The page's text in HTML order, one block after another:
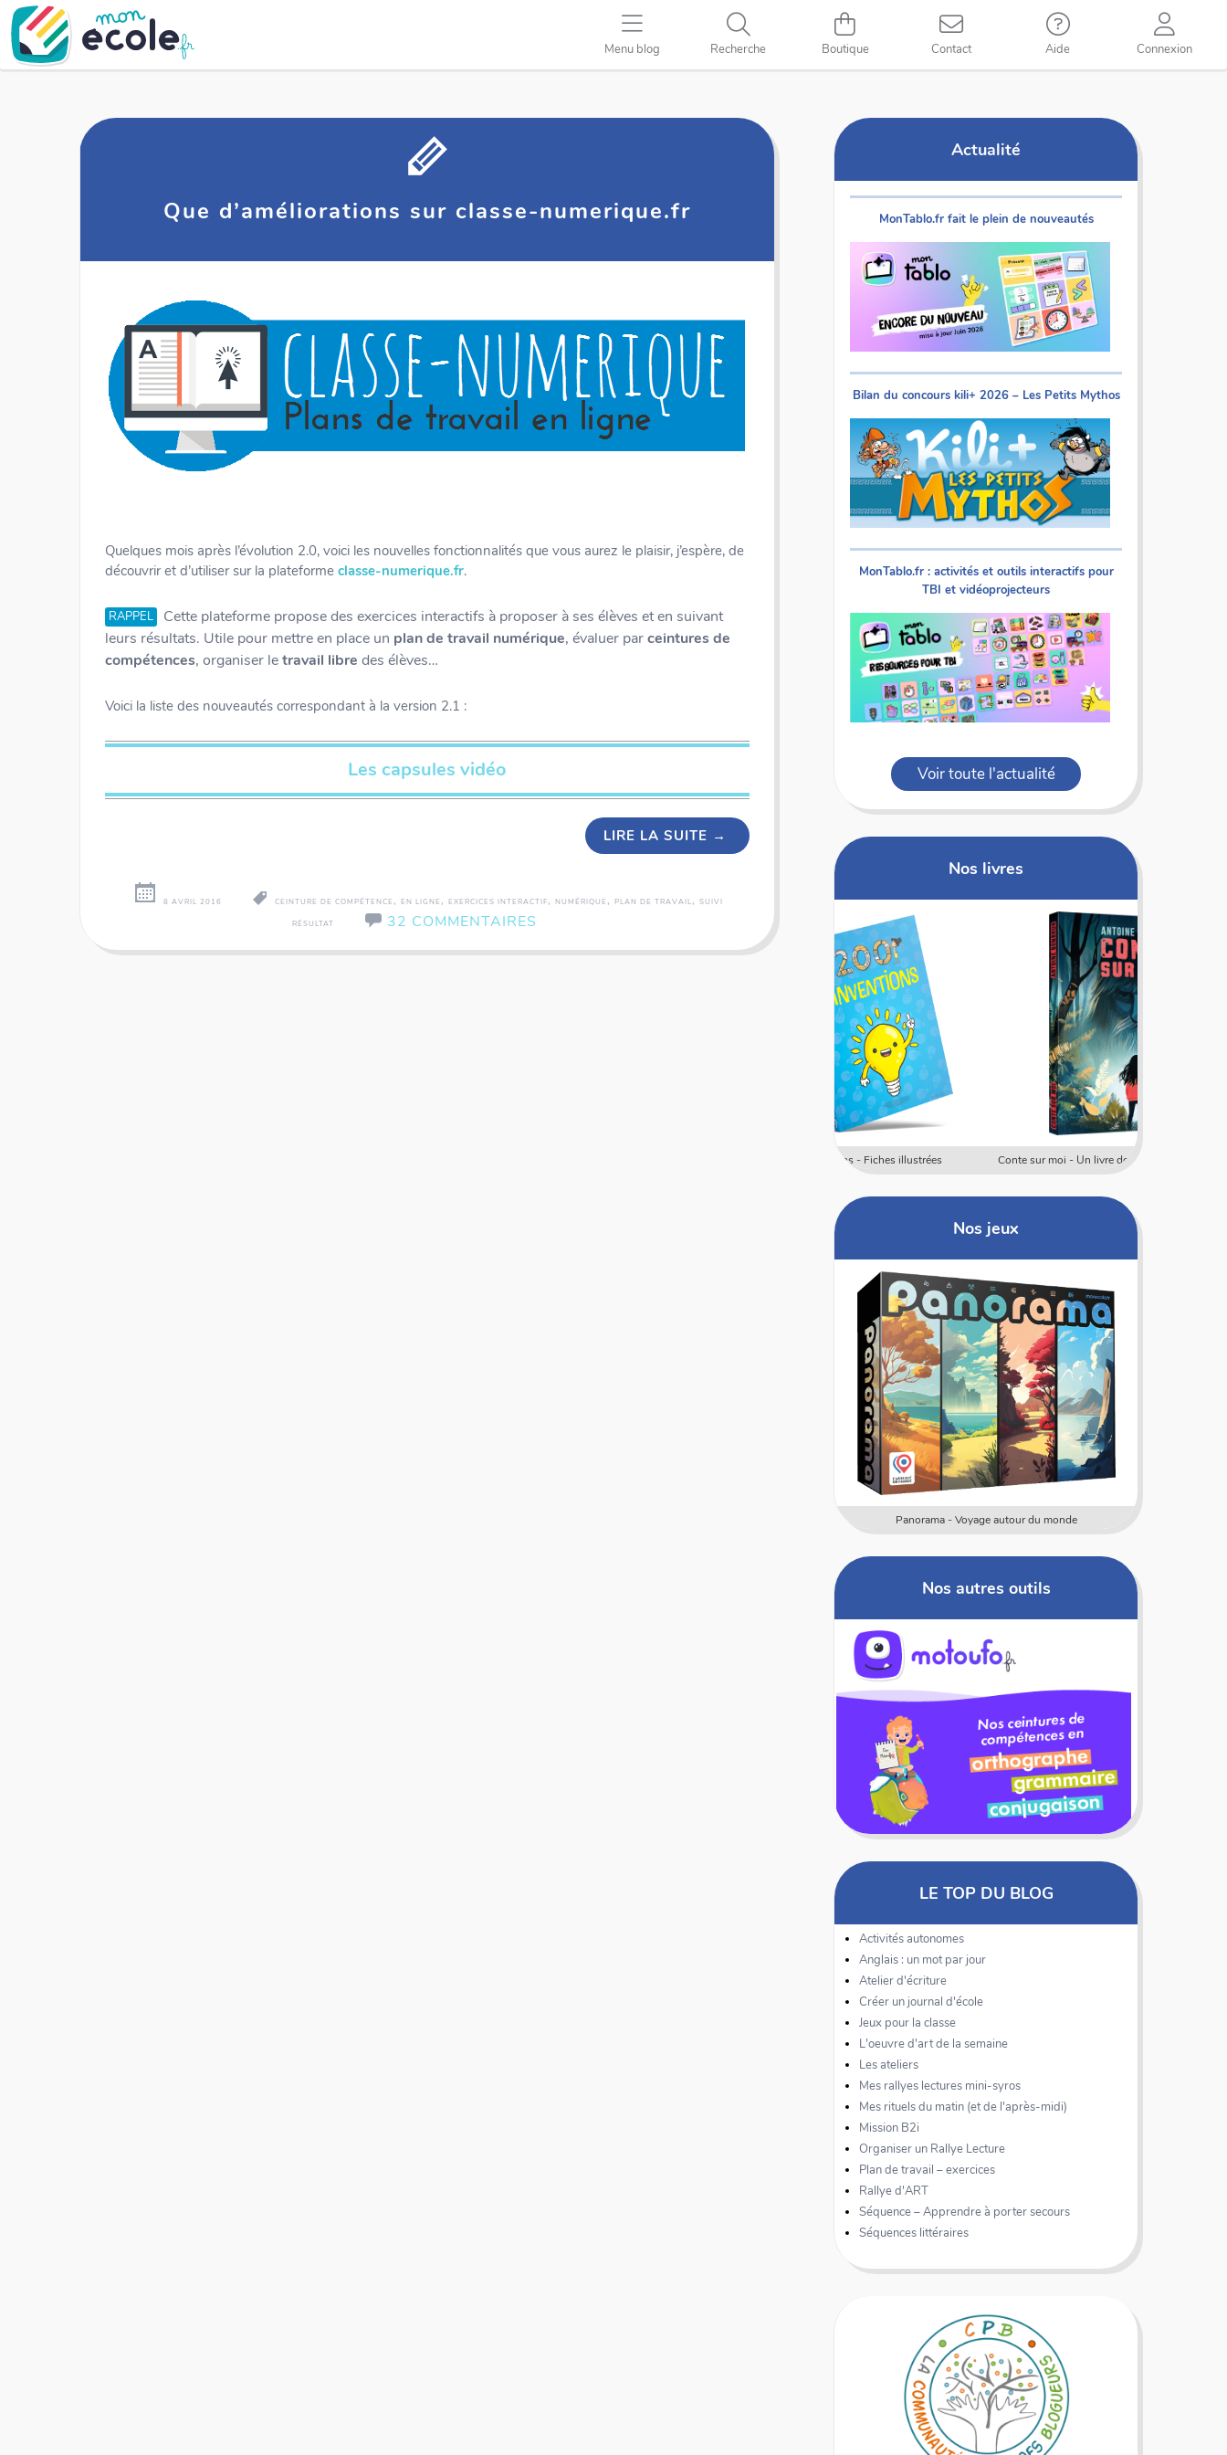
Menu blog Recherche Boutique Contact Aide Connexion
Que d’améliorations sur classe-numerique.fr
Quelques mois après l’évolution 2.0, voici les nouvelles fonctionnalités que vous aurez le plaisir, j’espère, de
découvrir et d’utiliser sur la plateforme classe-numerique.fr.
RAPPEL
Cette plateforme propose des exercices interactifs à proposer à ses élèves et en suivant
leurs résultats. Utile pour mettre en place un plan de travail numérique, évaluer parceintures de
compétences, organiser letravail libre des élèves…
Voici la liste des nouveautés correspondant à la version 2.1 :
Les capsules vidéo
LIRE LA SUITE →
8 AVRIL 2016 CEINTURE DE COMPÉTENCE , EN LIGNE , EXERCICES INTERACTIF, NUMÉRIQUE , PLAN DE TRAVAIL, SUIVI
RÉSULTAT 32 COMMENTAIRES
Actualité
MonTablo.fr fait le plein de nouveautés
Bilan du concours kili+ 2026 – Les Petits Mythos
MonTablo.fr : activités et outils interactifs pour
TBI et vidéoprojecteurs
Voir toute l'actualité
Nos livres
Conte sur moi - Un livre dont les élèves sont les héros
Nos jeux
Panorama - Voyage autour du monde
Nos autres outils
LE TOP DU BLOG
Activités autonomes
Anglais : un mot par jour
Atelier d'écriture
Créer un journal d'école
Jeux pour la classe
L'oeuvre d'art de la semaine
Les ateliers
Mes rallyes lectures mini-syros
Mes rituels du matin (et de l'après-midi)
Mission B2i
Organiser un Rallye Lecture
Plan de travail – exercices
Rallye d'ART
Séquence – Apprendre à porter secours
Séquences littéraires